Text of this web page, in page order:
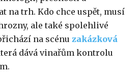
na trh. Kdo chce uspět, musí
ale také spolehlivé
na scénu zakázková
dává vinařům kontrolu